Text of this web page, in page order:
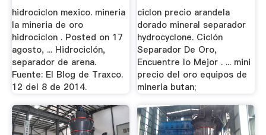
hidrociclon mexico. mineria
la mineria de oro
hidrociclon . Posted on 17
agosto, ... Hidrociclón,
separador de arena.
Fuente: El Blog de Traxco.
12 del 8 de 2014.
ciclon precio arandela
dorado mineral separador
hydrocyclone. Ciclón
Separador De Oro,
Encuentre lo Mejor . ... mini
precio del oro equipos de
mineria butan;